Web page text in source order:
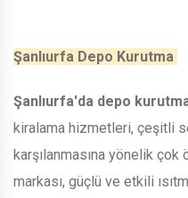
Şanlıurfa Depo Kurutma
Şanlıurfa'da depo
kiralama hizmetleri, çeşitli
karşılanmasına yönelik çok
markası, güçlü ve etkili